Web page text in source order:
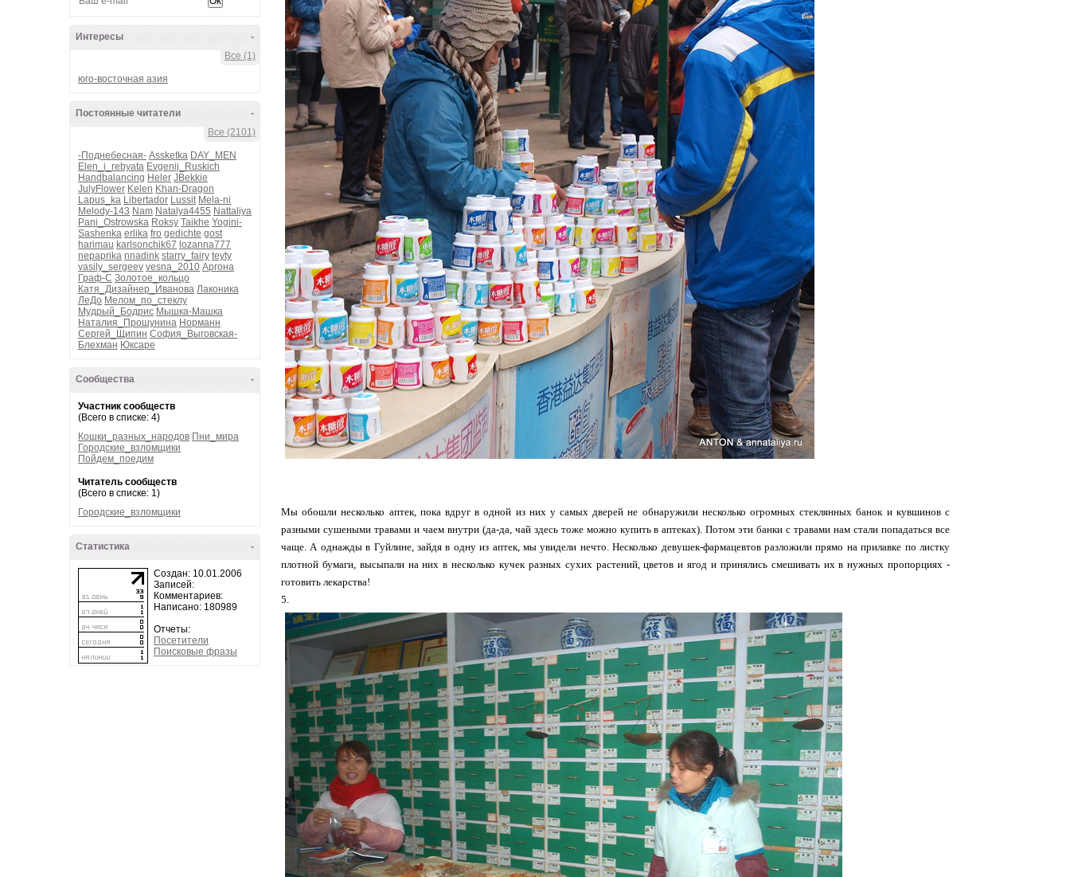
-
Интересы
Все (1)
юго-восточная азия
-
Постоянные читатели
Все (2101)
-Поднебесная- Assketka DAY_MEN
Elen_i_rebyata Evgenij_Ruskich
Handbalancing Heler JBekkie
JulyFlower Kelen Khan-Dragon
Lapus_ka Libertador Lussit Mela-ni
Melody-143 Nam Natalya4455 Nattaliya
Pani_Ostrowska Roksy Taikhe Yogini-
Sashenka erlika fro gedichte gost
harimau karlsonchik67 lozanna777
nepaprika nnadink starry_fairy teyty
vasily_sergeev vesna_2010 Аргона
Граф-С Золотое_кольцо
Катя_Дизайнер_Иванова Лаконика
ЛеДо Мелом_по_стеклу
Мудрый_Бодрис Мышка-Машка
Наталия_Прошунина Норманн
Сергей_Щипин София_Выговская-
Блехман Юксаре
-
Сообщества
Участник сообществ
(Всего в списке: 4)
Кошки_разных_народов Пни_мира
Городские_взломщики
Пойдем_поедим
Читатель сообществ
(Всего в списке: 1)
Городские_взломщики
-
Статистика
Создан: 10.01.2006
Записей:
Комментариев:
Написано: 180989
Отчеты:
Посетители
Поисковые фразы
Мы обошли несколько аптек, пока вдруг в одной из них у самых дверей не обнаружили несколько огромных стеклянных банок и кувшинов с
разными сушеными травами и чаем внутри (да-да, чай здесь тоже можно купить в аптеках). Потом эти банки с травами нам стали попадаться все
чаще. А однажды в Гуйлине, зайдя в одну из аптек, мы увидели нечто. Несколько девушек-фармацевтов разложили прямо на прилавке по листку
плотной бумаги, высыпали на них в несколько кучек разных сухих растений, цветов и ягод и принялись смешивать их в нужных пропорциях -
готовить лекарства!
5.